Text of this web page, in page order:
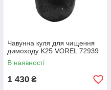
Чавунна куля для чищення
димоходу K25 VOREL 72939
В наявності
1 430 ₴